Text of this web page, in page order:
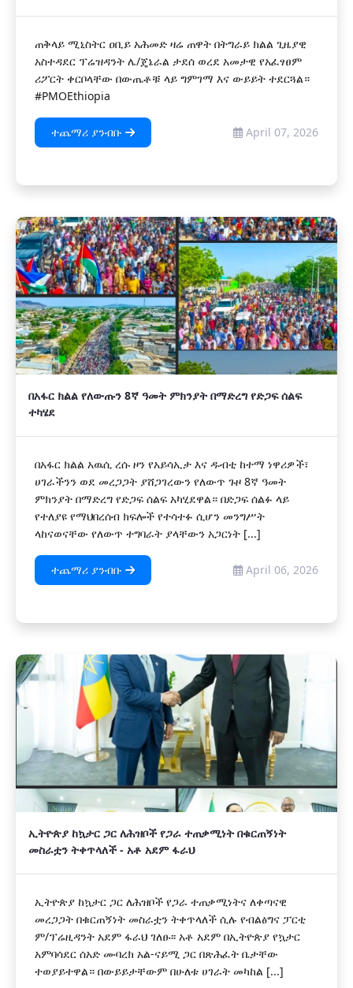
ጠቅላይ ሚኒስትር ዐቢይ አሕመድ ዛሬ ጠዋት በትግራይ ክልል ጊዜያዊ
አስተዳደር ፕሬዝዳንት ሌ/ጄኔራል ታደሰ ወረደ አመታዊ የአፈፃፀም
ሪፖርት ቀርቦላቸው በውጤቶቹ ላይ ግምገማ እና ውይይት ተደርጓል።
#PMOEthiopia
ተጨማሪ ያንብቡ April 07, 2026
በአፋር ክልል የለውጡን 8ኛ ዓመት ምክንያት በማድረግ የድጋፍ ሰልፍ
ተካሄደ
በአፋር ክልል አዉሲ ረሱ ዞን የአይሳኢታ እና ዱብቲ ከተማ ነዋሪዎች፣
ሀገራችንን ወደ መረጋጋት ያሸጋገረውን የለውጥ ጉዞ 8ኛ ዓመት
ምክንያት በማድረግ የድጋፍ ሰልፍ አካሂደዋል። በድጋፍ ሰልፉ ላይ
የተለያዩ የማህበረሰብ ክፍሎች የተሳተፉ ሲሆን መንግሥት
ላከናወናቸው የለውጥ ተግባራት ያላቸውን አጋርነት [...]
ተጨማሪ ያንብቡ April 06, 2026
ኢትዮጵያ ከኳታር ጋር ለሕዝቦች የጋራ ተጠቃሚነት በቁርጠኝነት
መስራቷን ትቀጥላለች - አቶ አደም ፋራህ
ኢትዮጵያ ከኳታር ጋር ለሕዝቦች የጋራ ተጠቃሚነትና ለቀጣናዊ
መረጋጋት በቁርጠኝነት መስራቷን ትቀጥላለች ሲሉ የብልፅግና ፓርቲ
ም/ፕሬዚዳንት አደም ፋራህ ገለፁ፡፡ አቶ አደም በኢትዮጵያ የኳታር
አምባሳደር ሰአድ ሙባረክ አል-ናይሚ ጋር በጽሕፈት ቤታቸው
ተወያይተዋል። በውይይታቸውም በሁለቱ ሀገራት መካከል [...]